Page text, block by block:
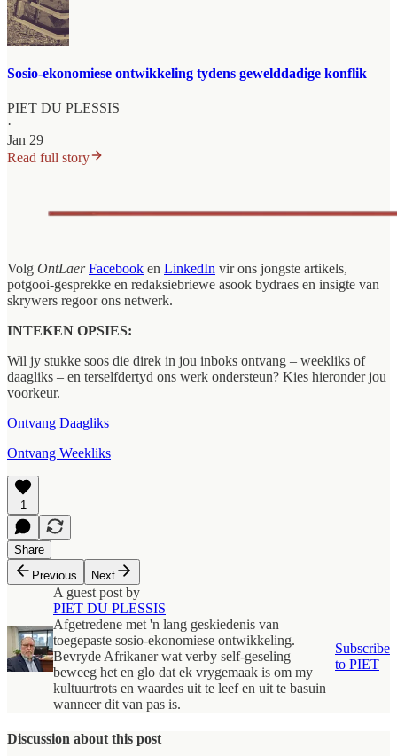
Sosio-ekonomiese ontwikkeling tydens gewelddadige konflik
PIET DU PLESSIS
·
Jan 29
Read full story
Volg OntLaer Facebook en LinkedIn vir ons jongste artikels,
potgooi-gesprekke en redaksiebriewe asook bydraes en insigte van
skrywers regoor ons netwerk.
INTEKEN OPSIES:
Wil jy stukke soos die direk in jou inboks ontvang – weekliks of
daagliks – en terselfdertyd ons werk ondersteun? Kies hieronder jou
voorkeur.
Ontvang Daagliks
Ontvang Weekliks
1
Share
Previous
Next
A guest post by
PIET DU PLESSIS
Afgetredene met 'n lang geskiedenis van
toegepaste sosio-ekonomiese ontwikkeling.
Bevryde Afrikaner wat verby self-geseling
beweeg het en glo dat ek vrygemaak is om my
kultuurtrots en waardes uit te leef en uit te basuin
wanneer dit van pas is.
Subscribe
to PIET
Discussion about this post